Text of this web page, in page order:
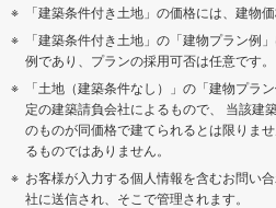
「建築条件付き土地」の価格には、建物
「建築条件付き土地」の「建物プラン例
例であり、プランの採用可否は任意です。
「土地（建築条件なし）」の「建物プラ
定の建築請負会社によるもので、 当該建
のものが同価格で建てられるとは限りま
るものではありません。
お客様が入力する個人情報を含むお問い
社に送信され、そこで管理されます。